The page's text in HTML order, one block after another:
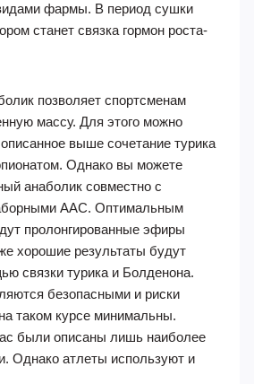
фармы. В период сушки
станет связка гормон роста-
позволяет спортсменам
массу. Для этого можно
выше сочетание турика
Однако вы можете
анаболик совместно с
ААС. Оптимальным
пролонгированные эфиры
хорошие результаты будут
связки турика и Болденона.
безопасными и риски
таком курсе минимальны.
были описаны лишь наиболее
Однако атлеты используют и